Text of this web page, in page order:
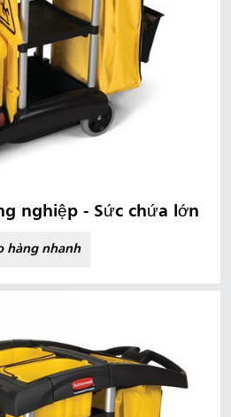
nghiệp - Sức chứa lớn
hàng nhanh